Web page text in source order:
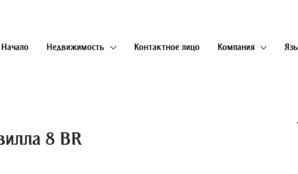
Начало Недвижимость Контактное лицо Компания
8 BR